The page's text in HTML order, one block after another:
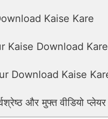
Kaise Kare
Kaise Download Kare
Download Kaise
और मुफ्त वीडियो प्लेयर